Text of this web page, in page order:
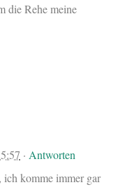
die Rehe meine
· Antworten
komme immer gar